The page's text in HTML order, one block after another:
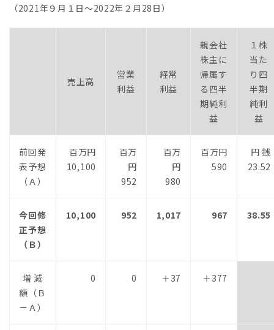
（2021年９月１日～2022年２月28日）
売上高
営業
利益
経常
利益
親会社
株主に
帰属す
る四半
期純利
益
１株
当た
り四
半期
純利
益
前回発
表予想
（Ａ）
百万円
10,100
百万
円
952
百万
円
980
百万円
590
円 銭
23.52
今回修
正予想
（Ｂ）
10,100 952 1,017 967 38.55
増 減
額（Ｂ
－Ａ）
0 0 ＋37 ＋377